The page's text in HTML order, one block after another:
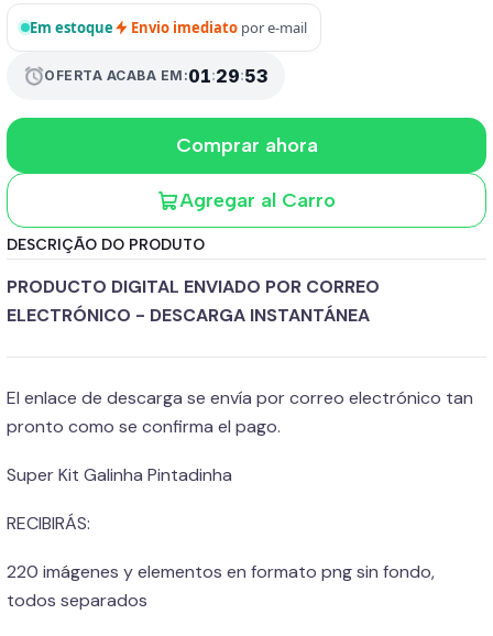
Em estoque Envio imediato por e-mail
alarmOFERTA ACABA EM:01:29:52
Agregar al Carro
Comprar ahora
DESCRIÇÃO DO PRODUTO
PRODUCTO DIGITAL ENVIADO POR CORREO
ELECTRÓNICO - DESCARGA INSTANTÁNEA
El enlace de descarga se envía por correo electrónico tan
pronto como se confirma el pago.
Super Kit Galinha Pintadinha
RECIBIRÁS:
220 imágenes y elementos en formato png sin fondo,
todos separados